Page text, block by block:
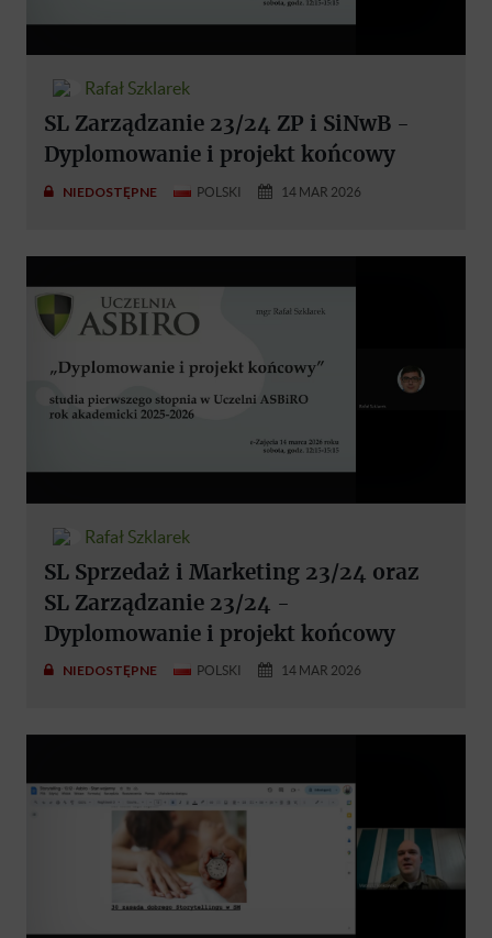
Rafał Szklarek
SL Zarządzanie 23/24 ZP i SiNwB -
Dyplomowanie i projekt końcowy
NIEDOSTĘPNE POLSKI 14 MAR 2026
Rafał Szklarek
SL Sprzedaż i Marketing 23/24 oraz
SL Zarządzanie 23/24 -
Dyplomowanie i projekt końcowy
NIEDOSTĘPNE POLSKI 14 MAR 2026